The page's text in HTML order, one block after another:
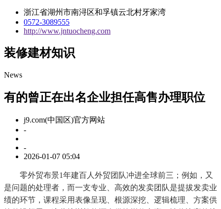
浙江省湖州市南浔区和孚镇云北村牙家湾
0572-3089555
http://www.jntuocheng.com
装修建材知识
News
有的曾正在出名企业担任高售办理职位
j9.com(中国区)官方网站
-
-
2026-01-07 05:04
零外贸布景1年建百人外贸团队冲进全球前三；例如，又
是问题的处理者，而一支专业、高效的发卖团队是提拔发卖业
绩的环节，课程采用表像呈现、根源深挖、逻辑梳理、方案供